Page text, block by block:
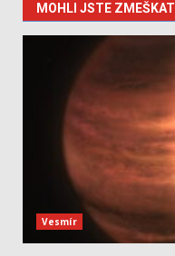
MOHLI JSTE ZMEŠKAT
Vesmír